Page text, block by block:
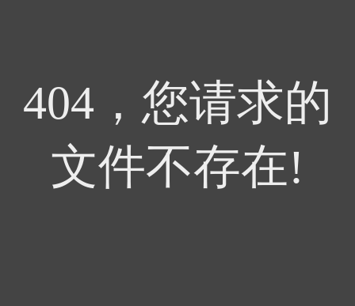
404，您请求的
文件不存在!